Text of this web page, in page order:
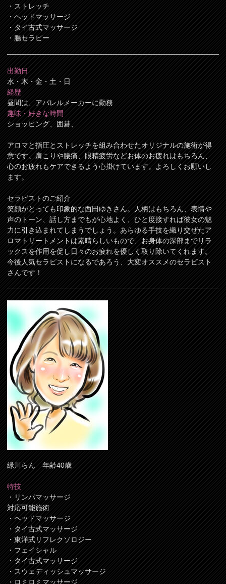
・ストレッチ
・ヘッドマッサージ
・タイ古式マッサージ
・腸セラピー
出勤日
水・木・金・土・日
経歴
昼間は、アパレルメーカーに勤務
趣味・好きな時間
ショッピング、囲碁、
アロマと指圧とストレッチを組み合わせたオリジナルの施術が得
意です。肩こりや腰痛、眼精疲労などお体のお疲れはもちろん、
心のお疲れもケアできるよう心掛けています。よろしくお願いし
ます。
セラピストのご紹介
笑顔がとっても印象的な西田ゆきさん。人柄はもちろん、表情や
声のトーン、話し方までもが心地よく、ひと度接すれば彼女の魅
力に引き込まれてしまうでしょう。あらゆる手技を織り交ぜたア
ロマトリートメントは素晴らしいもので、お身体の深部までリラ
ックスを作用を促し日々のお疲れを優しく取り除いてくれます。
今後人気セラピストになるであろう、大変オススメのセラピスト
さんです！
緑川らん 年齢40歳
特技
・リンパマッサージ
対応可能施術
・ヘッドマッサージ
・タイ古式マッサージ
・東洋式リフレクソロジー
・フェイシャル
・タイ古式マッサージ
・スウェディッシュマッサージ
・ロミロミマッサージ